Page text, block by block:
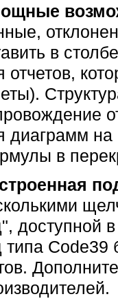
в
отчетов,
диаграмм на
в
доступной
типа Code39